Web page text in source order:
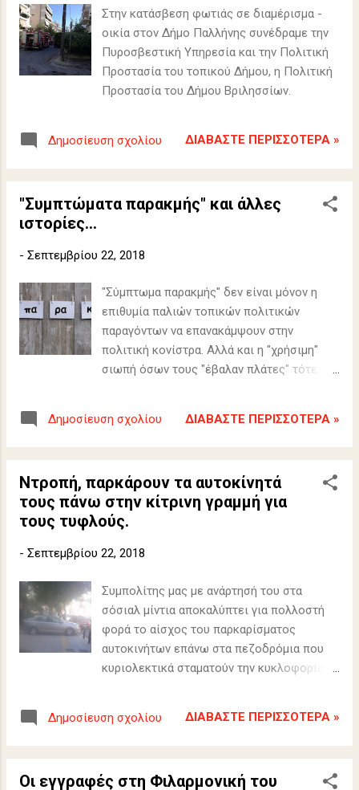
Στην κατάσβεση φωτιάς σε διαμέρισμα -
οικία στον Δήμο Παλλήνης συνέδραμε την
Πυροσβεστική Υπηρεσία και την Πολιτική
Προστασία του τοπικού Δήμου, η Πολιτική
Προστασία του Δήμου Βριλησσίων.
Δημοσίευση σχολίου ΔΙΑΒΆΣΤΕ ΠΕΡΙΣΣΌΤΕΡΑ »
"Συμπτώματα παρακμής" και άλλες
ιστορίες...
- Σεπτεμβρίου 22, 2018
"Σύμπτωμα παρακμής" δεν είναι μόνον η
επιθυμία παλιών τοπικών πολιτικών
παραγόντων να επανακάμψουν στην
πολιτική κονίστρα. Αλλά και η "χρήσιμη"
σιωπή όσων τους "έβαλαν πλάτες" τότε
Δημοσίευση σχολίου ΔΙΑΒΆΣΤΕ ΠΕΡΙΣΣΌΤΕΡΑ »
Ντροπή, παρκάρουν τα αυτοκίνητά
τους πάνω στην κίτρινη γραμμή για
τους τυφλούς.
- Σεπτεμβρίου 22, 2018
Συμπολίτης μας με ανάρτησή του στα
σόσιαλ μίντια αποκαλύπτει για πολλοστή
φορά το αίσχος του παρκαρίσματος
αυτοκινήτων επάνω στα πεζοδρόμια που
κυριολεκτικά σταματούν την κυκλοφορία
Δημοσίευση σχολίου ΔΙΑΒΆΣΤΕ ΠΕΡΙΣΣΌΤΕΡΑ »
Οι εγγραφές στη Φιλαρμονική του